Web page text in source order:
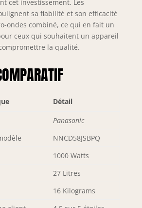
cet investissement. Les
sa fiabilité et son efficacité
ondes combiné, ce qui en fait un
ceux qui souhaitent un appareil
la qualité.
Détail
Panasonic
NNCD58JSBPQ
1000 Watts
27 Litres
16 Kilograms